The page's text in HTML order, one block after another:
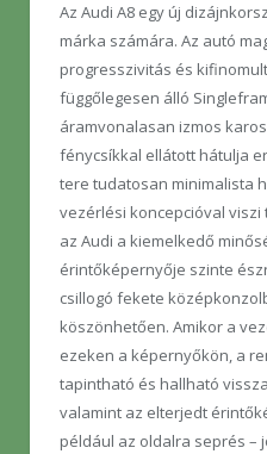
Az Audi A8 egy új
márka számára. Az autó
progresszivitás és
függőlegesen álló
áramvonalasan izmos
fénycsíkkal ellátott hátulja
tere tudatosan minimalista
vezérlési koncepcióval
az Audi a kiemelkedő
érintőképernyője szinte
csillogó fekete
köszönhetően. Amikor a
ezeken a képernyőkön, a
tapintható és hallható
valamint az elterjedt
például az oldalra seprés –